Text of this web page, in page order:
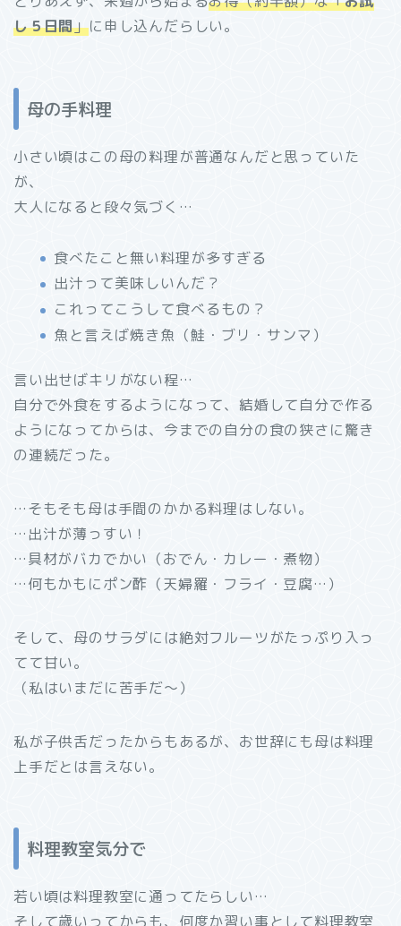
し５日間」に申し込んだらしい。
母の手料理
小さい頃はこの母の料理が普通なんだと思っていた
が、
大人になると段々気づく…
食べたこと無い料理が多すぎる
出汁って美味しいんだ？
これってこうして食べるもの？
魚と言えば焼き魚（鮭・ブリ・サンマ）
言い出せばキリがない程…
自分で外食をするようになって、結婚して自分で作る
ようになってからは、今までの自分の食の狭さに驚き
の連続だった。
…そもそも母は手間のかかる料理はしない。
…出汁が薄っすい！
…具材がバカでかい（おでん・カレー・煮物）
…何もかもにポン酢（天婦羅・フライ・豆腐…）
そして、母のサラダには絶対フルーツがたっぷり入っ
てて甘い。
（私はいまだに苦手だ～）
私が子供舌だったからもあるが、お世辞にも母は料理
上手だとは言えない。
料理教室気分で
若い頃は料理教室に通ってたらしい…
そして歳いってからも、何度か習い事として料理教室